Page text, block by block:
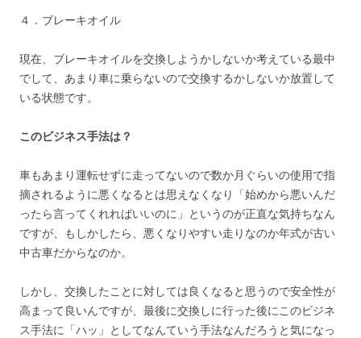
４．ブレーキオイル
現在、ブレーキオイルを交換しようかしないか考えている最中
でして、あまり車に乗らないので交換するかしないか放置して
いる状態です。
このビジネス手法は？
車もあまり運転せずに走ってないので数か月ぐらいの使用で指
摘されるように悪くなるとは思えなくなり「始めから悪いんだ
ったら言ってくれればいいのに」というのが正直な気持ちなん
ですが、もしかしたら、悪くなりやすい走りなのか年式が古い
中古車だからなのか。
しかし、交換したことに対しては良くなると思うので安全性が
高まって良いんですが、最後に交換しに行った後にこのビジネ
ス手法に「ハッ」としてなんていう手法なんだろうと気になっ